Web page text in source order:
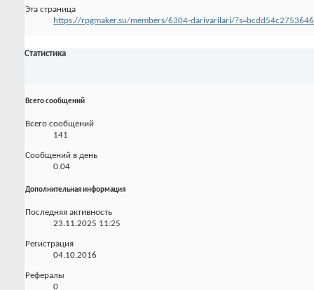
Эта страница
https://rpgmaker.su/members/6304-darivarilari/
Статистика
Всего сообщений
Всего сообщений
141
Сообщений в день
0.04
Дополнительная информация
Последняя активность
23.11.2025 11:25
Регистрация
04.10.2016
Рефералы
0